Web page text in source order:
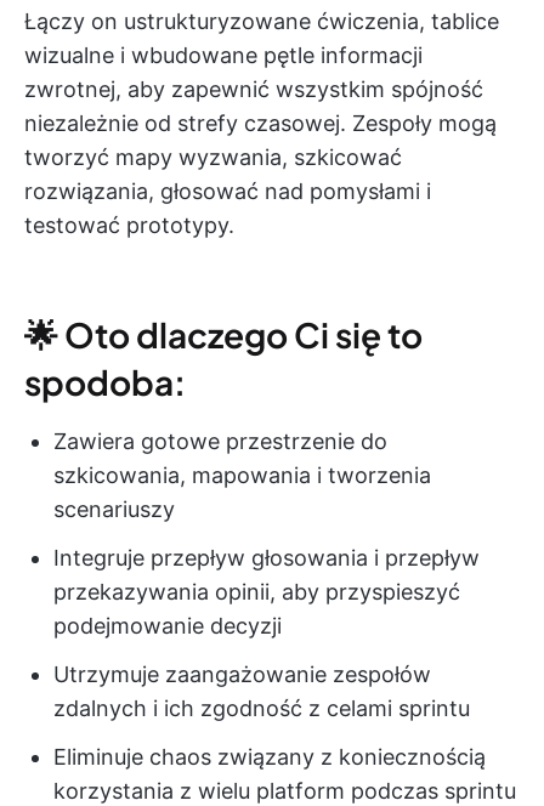
Łączy on ustrukturyzowane ćwiczenia, tablice
wizualne i wbudowane pętle informacji
zwrotnej, aby zapewnić wszystkim spójność
niezależnie od strefy czasowej. Zespoły mogą
tworzyć mapy wyzwania, szkicować
rozwiązania, głosować nad pomysłami i
testować prototypy.
🌟 Oto dlaczego Ci się to
spodoba:
Zawiera gotowe przestrzenie do
szkicowania, mapowania i tworzenia
scenariuszy
Integruje przepływ głosowania i przepływ
przekazywania opinii, aby przyspieszyć
podejmowanie decyzji
Utrzymuje zaangażowanie zespołów
zdalnych i ich zgodność z celami sprintu
Eliminuje chaos związany z koniecznością
korzystania z wielu platform podczas sprintu